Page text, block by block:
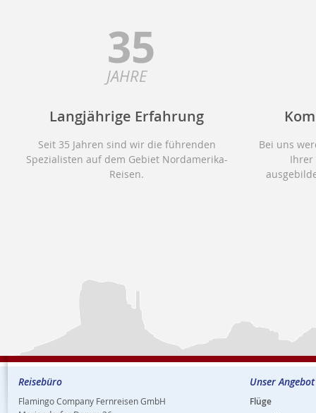
35
JAHRE
Langjährige Erfahrung
Seit 35 Jahren sind wir die führenden
Spezialisten auf dem Gebiet Nordamerika-
Reisen.
Bei uns
Ihrer
Reisebüro
Flamingo Company Fernreisen GmbH
Unser Angebot
Flüge